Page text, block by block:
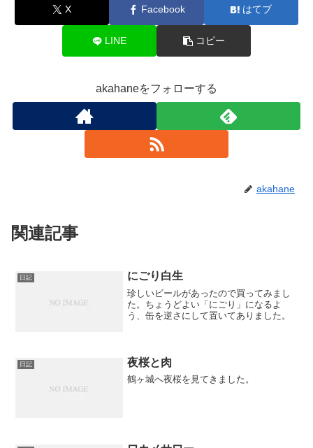
X Facebook はてブ
LINE コピー
akahaneをフォローする
akahane
関連記事
日記 にごり白生
珍しいビールがあったので買ってみまし
た。ちょうどよい「にごり」になるよ
う、缶を逆さにして置いてありました。
日記 夜桜と肉
鶴ヶ城へ夜桜を見てきました。